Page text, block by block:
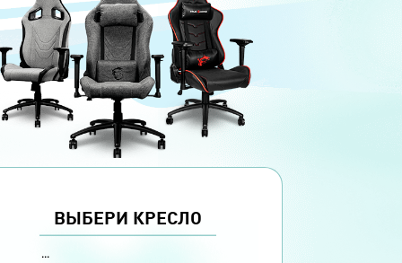
ВЫБЕРИ КРЕСЛО
...